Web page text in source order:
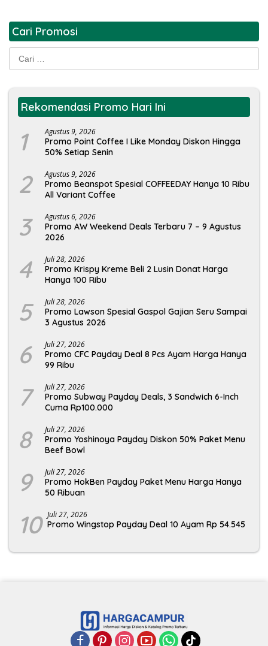
Cari Promosi
Rekomendasi Promo Hari Ini
1 Agustus 9, 2026
Promo Point Coffee I Like Monday Diskon Hingga
50% Setiap Senin
2 Agustus 9, 2026
Promo Beanspot Spesial COFFEEDAY Hanya 10 Ribu
All Variant Coffee
3 Agustus 6, 2026
Promo AW Weekend Deals Terbaru 7 – 9 Agustus
2026
4 Juli 28, 2026
Promo Krispy Kreme Beli 2 Lusin Donat Harga
Hanya 100 Ribu
5 Juli 28, 2026
Promo Lawson Spesial Gaspol Gajian Seru Sampai
3 Agustus 2026
6 Juli 27, 2026
Promo CFC Payday Deal 8 Pcs Ayam Harga Hanya
99 Ribu
7 Juli 27, 2026
Promo Subway Payday Deals, 3 Sandwich 6-Inch
Cuma Rp100.000
8 Juli 27, 2026
Promo Yoshinoya Payday Diskon 50% Paket Menu
Beef Bowl
9 Juli 27, 2026
Promo HokBen Payday Paket Menu Harga Hanya
50 Ribuan
10 Juli 27, 2026
Promo Wingstop Payday Deal 10 Ayam Rp 54.545